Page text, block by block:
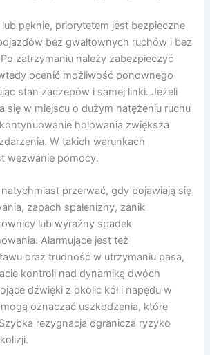
pęknie, priorytetem jest bezpieczne
bez gwałtownych ruchów i bez
zatrzymaniu należy zabezpieczyć
ocenić możliwość ponownego
stan zaczepów i samej linki. Jeżeli
się w miejscu o dużym natężeniu ruchu
holowania zwiększa
W takich warunkach
wezwanie pomocy.
przerwać, gdy pojawiają się
zapach spalenizny, zanik
lub wyraźny spadek
Alarmujące jest też
oraz trudność w utrzymaniu pasa,
kontroli nad dynamiką dwóch
dźwięki z okolic kół i napędu w
oznaczać uszkodzenia, które
rezygnacja ogranicza ryzyko